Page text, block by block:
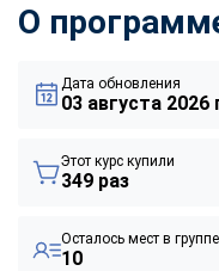
О
Дата обновления
03 августа 2026
Этот курс купили
349 раз
Осталось мест в группе
10